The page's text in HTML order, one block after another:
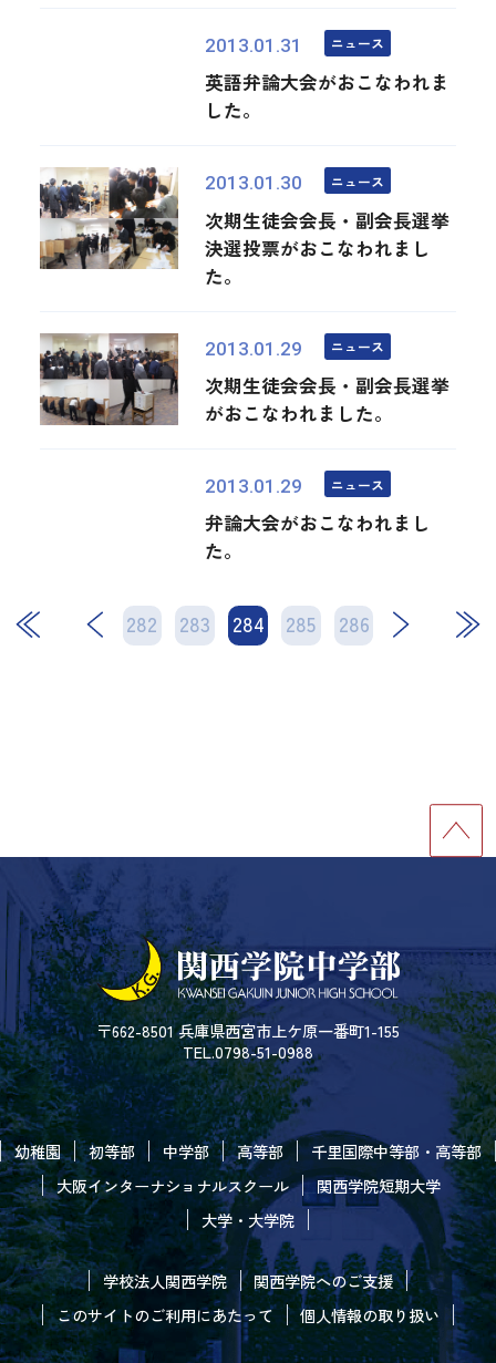
2013.01.31 ニュース
英語弁論大会がおこなわれま
した。
2013.01.30 ニュース
次期生徒会会長・副会長選挙
決選投票がおこなわれまし
た。
2013.01.29 ニュース
次期生徒会会長・副会長選挙
がおこなわれました。
2013.01.29 ニュース
弁論大会がおこなわれまし
た。
282 283 284 285 286
次 最後
〒662-8501 兵庫県西宮市上ケ原一番町1-155
TEL.0798-51-0988
幼稚園 初等部 中学部 高等部
千里国際中等部・高等部
大阪インターナショナルスクール
関西学院短期大学
大学・大学院
学校法人関西学院
関西学院へのご支援
このサイトのご利用にあたって
個人情報の取り扱い